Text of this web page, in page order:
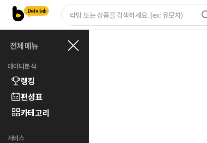
전체메뉴
데이터분석
랭킹
편성표
카테고리
서비스